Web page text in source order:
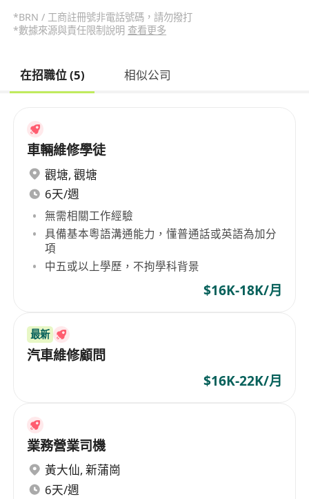
*BRN / 工商註冊號非電話號碼，請勿撥打
*數據來源與責任限制說明 查看更多
在招職位 (5) 相似公司
車輛維修學徒
觀塘, 觀塘
6天/週
無需相關工作經驗
具備基本粵語溝通能力，懂普通話或英語為加分
項
中五或以上學歷，不拘學科背景
$16K-18K/月
最新
汽車維修顧問
$16K-22K/月
業務營業司機
黃大仙, 新蒲崗
6天/週